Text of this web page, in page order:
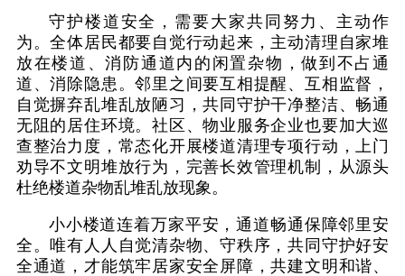
守护楼道安全，需要大家共同努力、主动作
为。全体居民都要自觉行动起来，主动清理自家堆
放在楼道、消防通道内的闲置杂物，做到不占通
道、消除隐患。邻里之间要互相提醒、互相监督，
自觉摒弃乱堆乱放陋习，共同守护干净整洁、畅通
无阻的居住环境。社区、物业服务企业也要加大巡
查整治力度，常态化开展楼道清理专项行动，上门
劝导不文明堆放行为，完善长效管理机制，从源头
杜绝楼道杂物乱堆乱放现象。
小小楼道连着万家平安，通道畅通保障邻里安
全。唯有人人自觉清杂物、守秩序，共同守护好安
全通道，才能筑牢居家安全屏障，共建文明和谐、